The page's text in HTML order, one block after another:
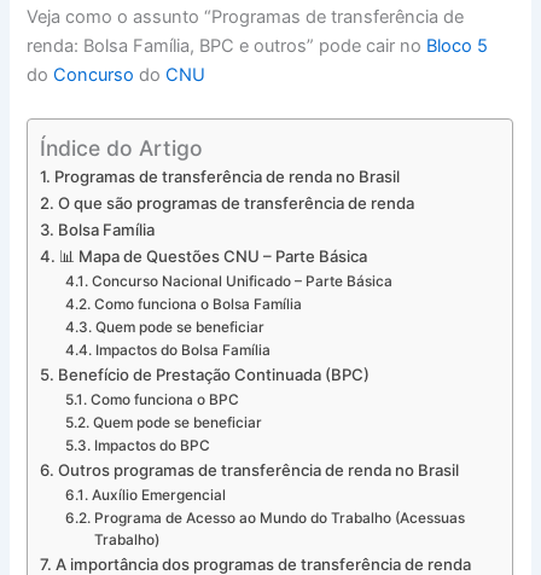
Veja como o assunto “Programas de transferência de
renda: Bolsa Família, BPC e outros” pode cair no Bloco 5
doConcurso doCNU
Índice do Artigo
Programas de transferência de renda no Brasil
O que são programas de transferência de renda
Bolsa Família
📊 Mapa de Questões CNU – Parte Básica
Concurso Nacional Unificado – Parte Básica
Como funciona o Bolsa Família
Quem pode se beneficiar
Impactos do Bolsa Família
Benefício de Prestação Continuada (BPC)
Como funciona o BPC
Quem pode se beneficiar
Impactos do BPC
Outros programas de transferência de renda no Brasil
Auxílio Emergencial
Programa de Acesso ao Mundo do Trabalho (Acessuas
Trabalho)
A importância dos programas de transferência de renda